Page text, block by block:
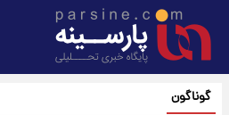
گوناگون